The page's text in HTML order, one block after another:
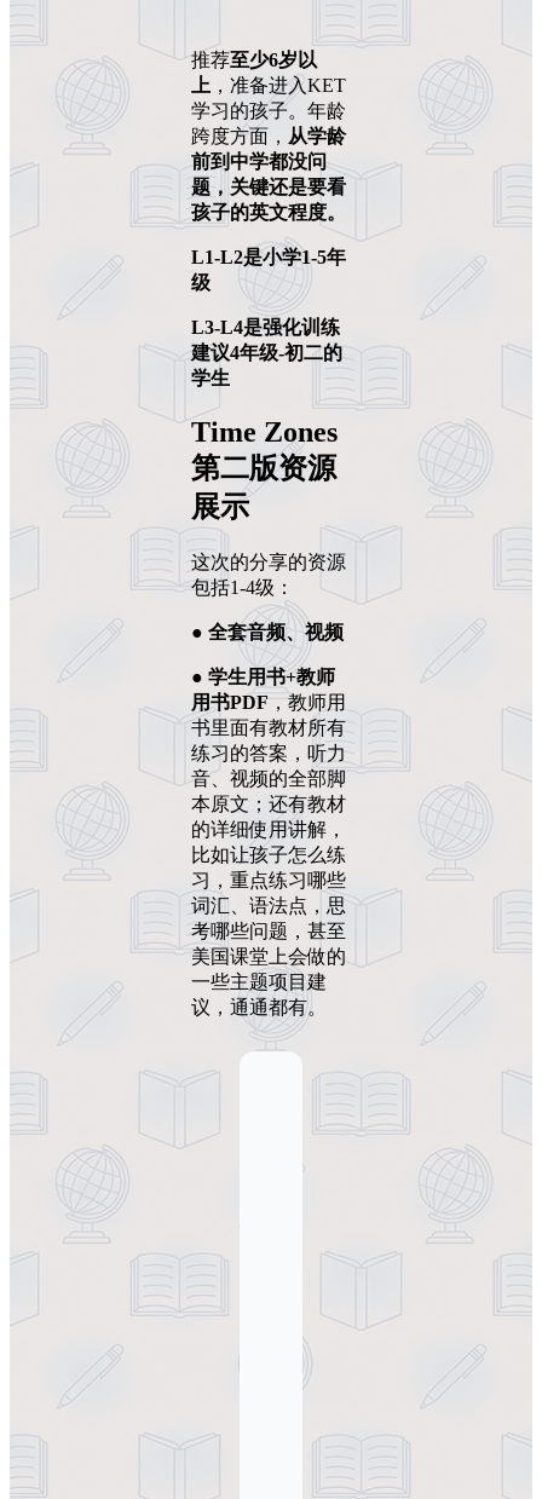
推荐至少6岁以
上 ，准备进入KET
学习的孩子。年龄
跨度方面， 从学龄
前到中学都没问
题，关键还是要看
孩子的英文程度。
L1-L2是小学1-5年
级
L3-L4是强化训练
建议4年级-初二的
学生
Time Zones
第二版资源
展示
这次的分享的资源
包括1-4级：
● 全套音频、视频
● 学生用书+教师
用书PDF，教师用
书里面有教材所有
练习的答案，听力
音、视频的全部脚
本原文；还有教材
的详细使用讲解，
比如让孩子怎么练
习，重点练习哪些
词汇、语法点，思
考哪些问题，甚至
美国课堂上会做的
一些主题项目建
议，通通都有。